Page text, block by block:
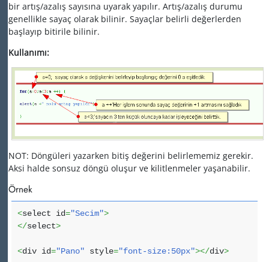
bir artış/azalış sayısına uyarak yapılır. Artış/azalış durumu
genellikle sayaç olarak bilinir. Sayaçlar belirli değerlerden
başlayıp bitirile bilinir.
Kullanımı:
NOT: Döngüleri yazarken bitiş değerini belirlememiz gerekir.
Aksi halde sonsuz döngü oluşur ve kilitlenmeler yaşanabilir.
Örnek
<select id="Secim">
</select>
<div id="Pano" style="font-size:50px"></div>